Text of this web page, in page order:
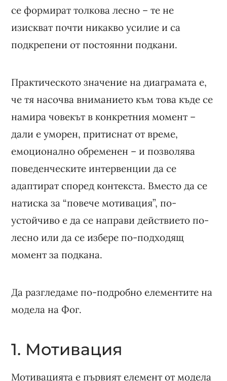
се формират толкова лесно – те не
изискват почти никакво усилие и са
подкрепени от постоянни подкани.
Практическото значение на диаграмата е,
че тя насочва вниманието към това къде се
намира човекът в конкретния момент –
дали е уморен, притиснат от време,
емоционално обременен – и позволява
поведенческите интервенции да се
адаптират според контекста. Вместо да се
натиска за “повече мотивация”, по-
устойчиво е да се направи действието по-
лесно или да се избере по-подходящ
момент за подкана.
Да разгледаме по-подробно елементите на
модела на Фог.
1. Мотивация
Мотивацията е първият елемент от модела